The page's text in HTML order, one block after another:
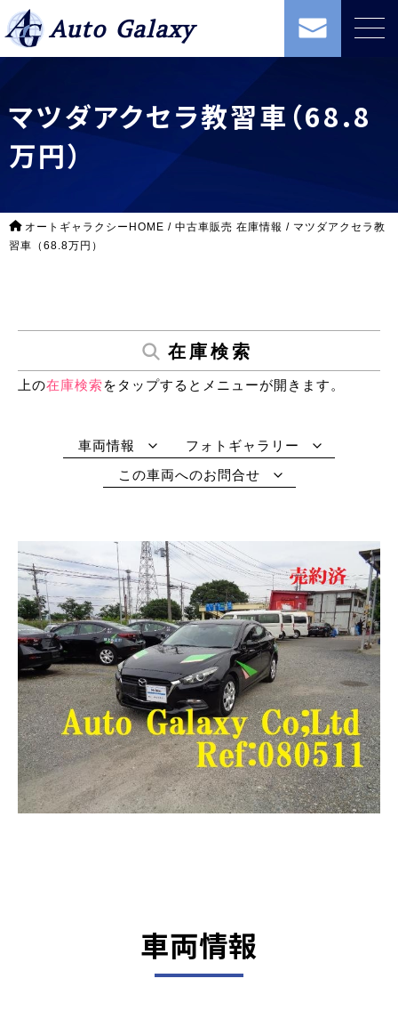
Auto Galaxy
マツダアクセラ教習車（68.8
万円）
オートギャラクシーHOME / 中古車販売 在庫情報 / マツダアクセラ教
習車（68.8万円）
在庫検索
上の在庫検索をタップするとメニューが開きます。
車両情報
フォトギャラリー
この車両へのお問合せ
車両情報